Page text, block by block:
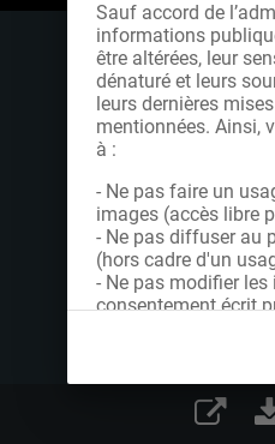
Sauf accord de
informations
être altérées, leur
dénaturé et leurs
leurs dernières
mentionnées. Ainsi,
à :
- Ne pas faire un
images (accès libre
- Ne pas diffuser au
(hors cadre d'un
- Ne pas modifier
consentement écrit
Dans le cas
à nous contacter
de Licence
proposées et le cas